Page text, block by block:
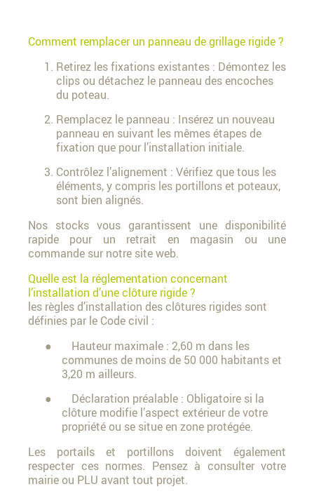
Comment remplacer un panneau de grillage rigide ?
Retirez les fixations existantes : Démontez les
clips ou détachez le panneau des encoches
du poteau.
Remplacez le panneau : Insérez un nouveau
panneau en suivant les mêmes étapes de
fixation que pour l’installation initiale.
Contrôlez l’alignement : Vérifiez que tous les
éléments, y compris les portillons et poteaux,
sont bien alignés.
Nos stocks vous garantissent une disponibilité
rapide pour un retrait en magasin ou une
commande sur notre site web.
Quelle est la réglementation concernant
l’installation d’une clôture rigide ?
les règles d’installation des clôtures rigides sont
définies par le Code civil :
● Hauteur maximale : 2,60 m dans les
communes de moins de 50 000 habitants et
3,20 m ailleurs.
● Déclaration préalable : Obligatoire si la
clôture modifie l’aspect extérieur de votre
propriété ou se situe en zone protégée.
Les portails et portillons doivent également
respecter ces normes. Pensez à consulter votre
mairie ou PLU avant tout projet.